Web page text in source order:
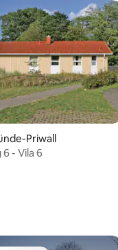
Priwall
- Vila 6